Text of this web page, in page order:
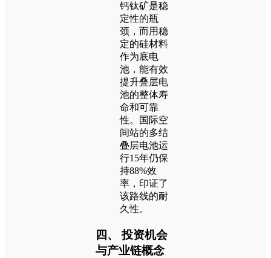
钙钛矿是稳
定性的瓶
颈，而用稳
定的硅材料
作为底电
池，能有效
提升叠层电
池的整体寿
命和可靠
性。国际空
间站的多结
叠层电池运
行15年仍保
持88%效
率，印证了
该路线的耐
久性。
四、 投资机会
与产业链概念